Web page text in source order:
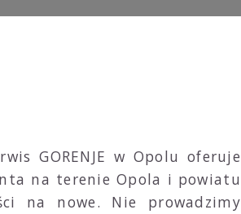
GORENJE w Opolu oferuje
na terenie Opola i powiatu
na nowe. Nie prowadzimy